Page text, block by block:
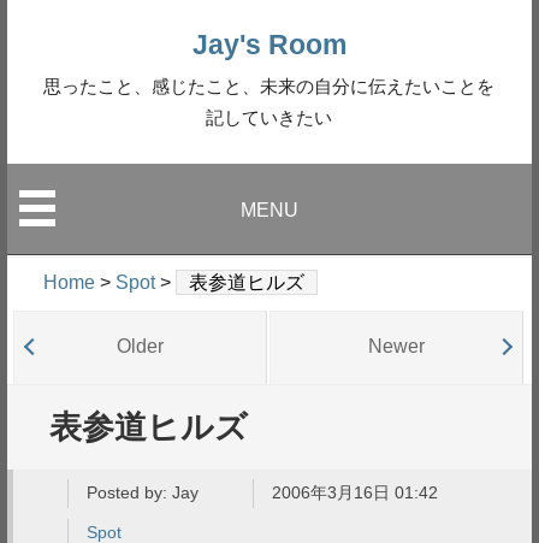
Jay's Room
思ったこと、感じたこと、未来の自分に伝えたいことを
記していきたい
MENU
Home > Spot> 表参道ヒルズ
Older Newer
表参道ヒルズ
Posted by:Jay 2006年3月16日 01:42
Spot